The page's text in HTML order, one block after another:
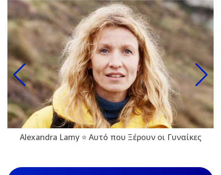
Alexandra Lamy ⭐ Αυτό που Ξέρουν οι Γυναίκες